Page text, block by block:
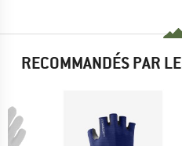
RECOMMANDÉS PAR